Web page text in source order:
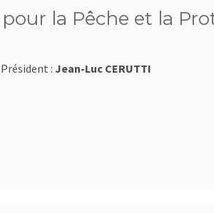
la Pêche et la
Président : Jean-Luc CERUTTI